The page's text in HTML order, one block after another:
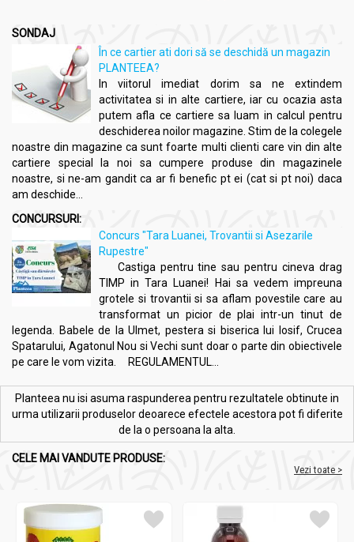
SONDAJ
În ce cartier ati dori să se deschidă un magazin
PLANTEEA?
In viitorul imediat dorim sa ne extindem
activitatea si in alte cartiere, iar cu ocazia asta
putem afla ce cartiere sa luam in calcul pentru
deschiderea noilor magazine. Stim de la colegele
noastre din magazine ca sunt foarte multi clienti care vin din alte
cartiere special la noi sa cumpere produse din magazinele
noastre, si ne-am gandit ca ar fi benefic pt ei (cat si pt noi) daca
am deschide...
CONCURSURI:
Concurs "Tara Luanei, Trovantii si Asezarile
Rupestre"
Castiga pentru tine sau pentru cineva drag
TIMP in Tara Luanei! Hai sa vedem impreuna
grotele si trovantii si sa aflam povestile care au
transformat un picior de plai intr-un tinut de
legenda. Babele de la Ulmet, pestera si biserica lui Iosif, Crucea
Spatarului, Agatonul Nou si Vechi sunt doar o parte din obiectivele
pe care le vom vizita. REGULAMENTUL...
Planteea nu isi asuma raspunderea pentru rezultatele obtinute in
urma utilizarii produselor deoarece efectele acestora pot fi diferite
de la o persoana la alta.
CELE MAI VANDUTE PRODUSE:
Vezi toate >